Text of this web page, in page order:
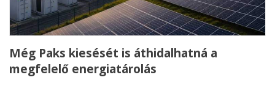
Még Paks kiesését is áthidalhatná a
megfelelő energiatárolás